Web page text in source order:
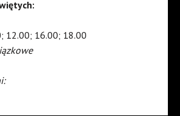
12.00; 16.00; 18.00